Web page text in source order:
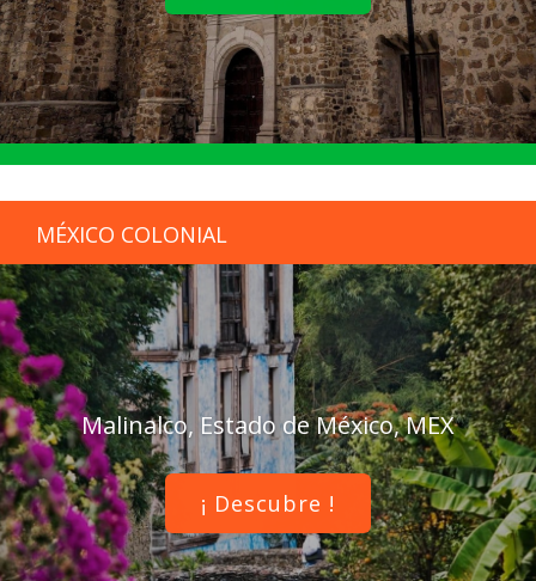
MÉXICO COLONIAL
Malinalco, Estado de México, MEX
¡ Descubre !